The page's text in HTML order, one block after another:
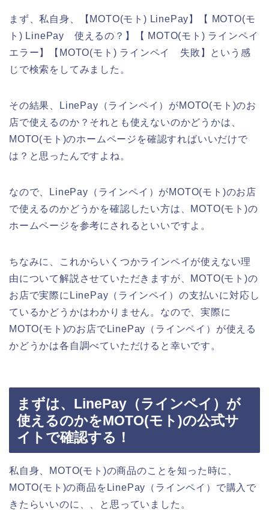
まず、私自身、【MOTO(モト) LinePay】【 MOTO(モ
ト) LinePay 使えるの？】【 MOTO(モト) ラインペイ
エラー】【MOTO(モト) ラインペイ 失敗】という感
じで検索をしてみました。
その結果、LinePay（ラインペイ）がMOTO(モト)のお
店で使えるのか？それとも使えないのかどうかは、
MOTO(モト)のホームページを確認すればいいだけで
は？と思ったんですよね。
なので、LinePay（ラインペイ）がMOTO(モト)のお店
で使えるのかどうかを確認したい方は、MOTO(モト)の
ホームページを参考にされるといいですよ。
ちなみに、これからいくつかラインペイが使えない理
由について解説させていただきますが、MOTO(モト)の
お店で実際にLinePay（ラインペイ）の支払いに対応し
ているかどうかはわかりません。なので、実際に
MOTO(モト)のお店でLinePay（ラインペイ）が使える
かどうかは各自調べていただけると幸いです。
まずは、LinePay（ラインペイ）が
使えるのかをMOTO(モト)の公式サ
イトで確認する！
私自身、MOTO(モト)の商品のことを知った時に、
MOTO(モト)の商品をLinePay（ラインペイ）で購入で
きたらいいのに、、と思っていました。